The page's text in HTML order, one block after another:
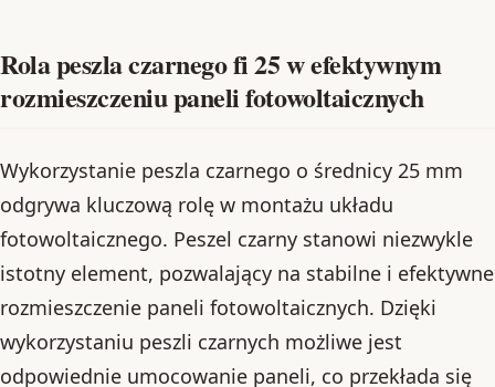
Rola peszla czarnego fi 25 w efektywnym
rozmieszczeniu paneli fotowoltaicznych
Wykorzystanie peszla czarnego o średnicy 25 mm
odgrywa kluczową rolę w montażu układu
fotowoltaicznego. Peszel czarny stanowi niezwykle
istotny element, pozwalający na stabilne i efektywne
rozmieszczenie paneli fotowoltaicznych. Dzięki
wykorzystaniu peszli czarnych możliwe jest
odpowiednie umocowanie paneli, co przekłada się